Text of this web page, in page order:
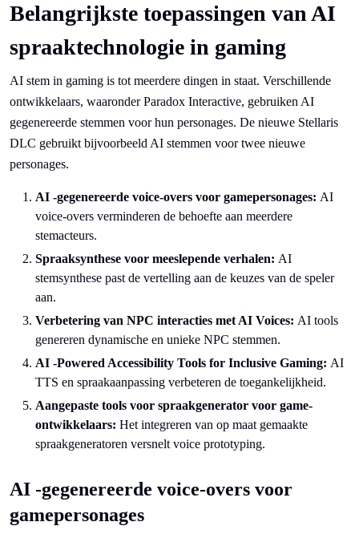
Belangrijkste toepassingen van AI
spraaktechnologie in gaming
AI stem in gaming is tot meerdere dingen in staat. Verschillende
ontwikkelaars, waaronder Paradox Interactive, gebruiken AI
gegenereerde stemmen voor hun personages. De nieuwe Stellaris
DLC gebruikt bijvoorbeeld AI stemmen voor twee nieuwe
personages.
AI -gegenereerde voice-overs voor gamepersonages: AI
voice-overs verminderen de behoefte aan meerdere
stemacteurs.
Spraaksynthese voor meeslepende verhalen: AI
stemsynthese past de vertelling aan de keuzes van de speler
aan.
Verbetering van NPC interacties met AI Voices: AI tools
genereren dynamische en unieke NPC stemmen.
AI -Powered Accessibility Tools for Inclusive Gaming: AI
TTS en spraakaanpassing verbeteren de toegankelijkheid.
Aangepaste tools voor spraakgenerator voor game-
ontwikkelaars: Het integreren van op maat gemaakte
spraakgeneratoren versnelt voice prototyping.
AI -gegenereerde voice-overs voor
gamepersonages